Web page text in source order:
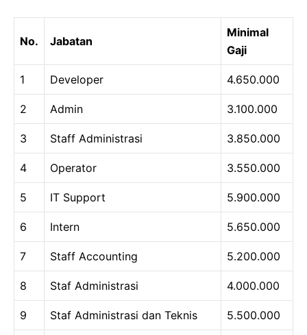
No. Jabatan
Minimal
Gaji
1 Developer 4.650.000
2 Admin 3.100.000
3 Staff Administrasi 3.850.000
4 Operator 3.550.000
5 IT Support 5.900.000
6 Intern 5.650.000
7 Staff Accounting 5.200.000
8 Staf Administrasi 4.000.000
9 Staf Administrasi dan Teknis 5.500.000